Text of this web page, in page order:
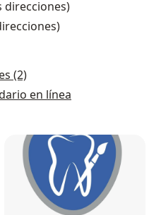
direcciones)
(2)
en línea